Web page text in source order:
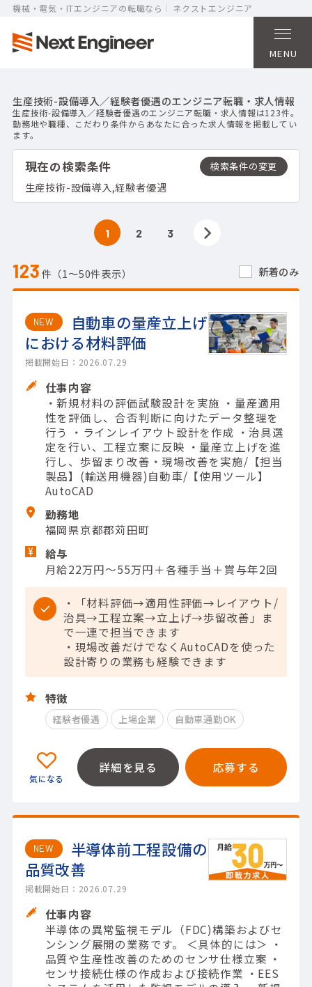
機械・電気・ITエンジニアの転職なら ネクストエンジニア
MENU
生産技術-設備導入／経験者優遇のエンジニア転職・求人情報
生産技術-設備導入／経験者優遇のエンジニア転職・求人情報は123件。
勤務地や職種、こだわり条件からあなたに合った求人情報を掲載してい
ます。
現在の検索条件
生産技術-設備導入,経験者優遇
123件（1〜50件表示） 新着のみ
1 2 3
NEW
自動車の量産立上げ
における材料評価
掲載開始日：2026.07.29
仕事内容
・新規材料の評価試験設計を実施 ・量産適用
性を評価し、合否判断に向けたデータ整理を
行う ・ラインレイアウト設計を作成 ・治具選
定を行い、工程立案に反映 ・量産立上げを進
行し、歩留まり改善・現場改善を実施/【担当
製品】(輸送用機器)自動車/【使用ツール】
AutoCAD
勤務地
福岡県京都郡苅田町
給与
月給22万円～55万円＋各種手当＋賞与年2回
・「材料評価→適用性評価→レイアウト/
治具→工程立案→立上げ→歩留改善」ま
で一連で担当できます
・現場改善だけでなくAutoCADを使った
設計寄りの業務も経験できます
特徴
経験者優遇 上場企業 自動車通勤OK
詳細を見る 応募する
NEW
半導体前工程設備の
品質改善
掲載開始日：2026.07.29
仕事内容
半導体の異常監視モデル（FDC)構築およびセ
ンシング展開の業務です。 ＜具体的には＞ ・
品質や生産性改善のためのセンサ仕様立案 ・
センサ接続仕様の作成および接続作業 ・EES